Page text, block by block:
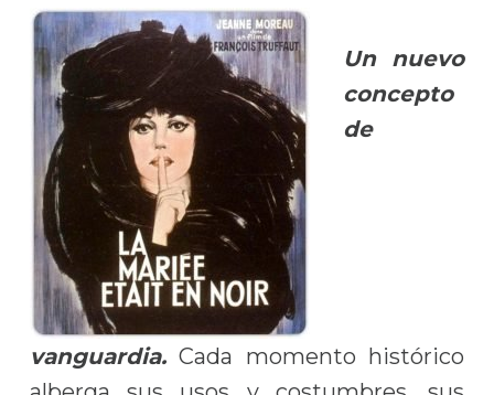
Un nuevo
concepto
de
vanguardia.Cada momento histórico